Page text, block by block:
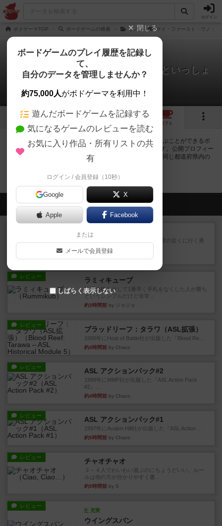
ログイン
ボドゲーマTOP ボードゲームの検索 ウノ マイ・ファースト・ウノ：ド
マイ・ファースト・ウノ：ドーラといっしょ
に大冒険
0店のカフェ/スペースが提供中
1
カフェ
マイ・ファースト・ウノ：ドーラといっしょに大冒険で遊ぶことができるボ
ードゲームカフェ・プレイスペースが0店登録されています。公開プロフィー
ルの都道府県が設定されたアカウントでログインすると、同じ都道府県内の
会員の新しい投稿
プティル
「時として、子犬や子猫の為に雷の近くに行く勇
気も必要である」4人でプレ...
レビュー ラミィキューブ
数字の牌を出して1番早く手札をなくした人が勝ち
というシンプルだけど非常...
約3時間前 by ジョジョ
レビュー
ブラッドリーフ：タラワ（ASL拡張）
1996年にHeat of Battle社が出版した『Blood Re...
約4時間前 by Chaco
レビュー ASL アクションパック#2
1999年にMMP社が出版した『ASL Action Pack
#2』...
約4時間前 by Chaco
レビュー ASL アクションパック#1
1997年にAvalon Hill社が出版した『ASL Action ...
約5時間前 by Chaco
レビュー チャオチャオ
３～４人でわいわい遊ぶのにちょうどいい。ルー
ルは他の方が分かりやすく書...
約5時間前 by S
レビュー
充実
ウイングスパン
閉じる
ボードゲームのプレイ履歴を記録し
て、
自分のデータを管理しませんか？
約75,000人がボドゲーマを利用中！
遊んだボードゲームを記録する
気になるゲームのレビューを読む
お気に入り作品・所有リストの共
有
ログイン / 会員登録（10秒）
Google X
Apple Facebook
または
メールで会員登録
しばらく表示しない